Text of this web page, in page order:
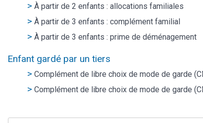
À partir de 2 enfants : allocations familiales
À partir de 3 enfants : complément familial
À partir de 3 enfants : prime de déménagement
Enfant gardé par un tiers
Complément de libre choix de mode de garde
Complément de libre choix de mode de garde